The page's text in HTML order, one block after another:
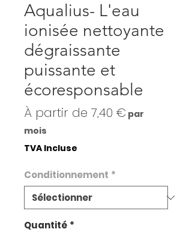
Aqualius- L'eau
ionisée nettoyante
dégraissante
puissante et
écoresponsable
À partir de 7,40 €Prix
par
mois
TVA Incluse
Conditionnement *
Quantité *